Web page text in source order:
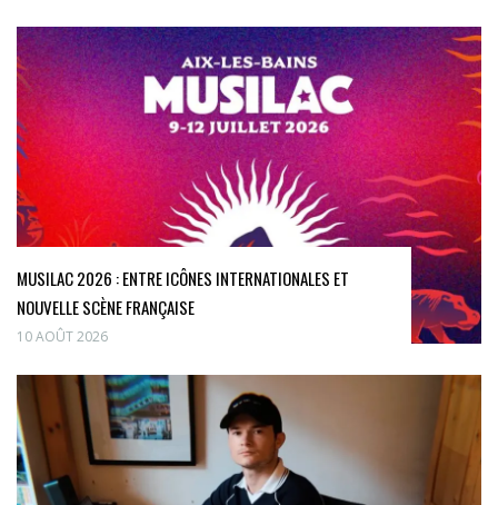
MUSILAC 2026 : ENTRE ICÔNES INTERNATIONALES ET
NOUVELLE SCÈNE FRANÇAISE
10 AOÛT 2026